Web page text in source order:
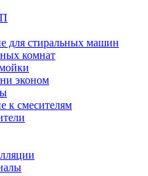
для стиральных машин
комнат
эконом
к смесителям